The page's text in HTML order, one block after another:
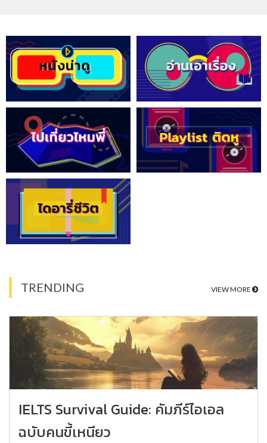
TRENDING VIEW MORE
IELTS Survival Guide: คัมภีร์ไอเอล
ฉบับคนขี้เหนียว